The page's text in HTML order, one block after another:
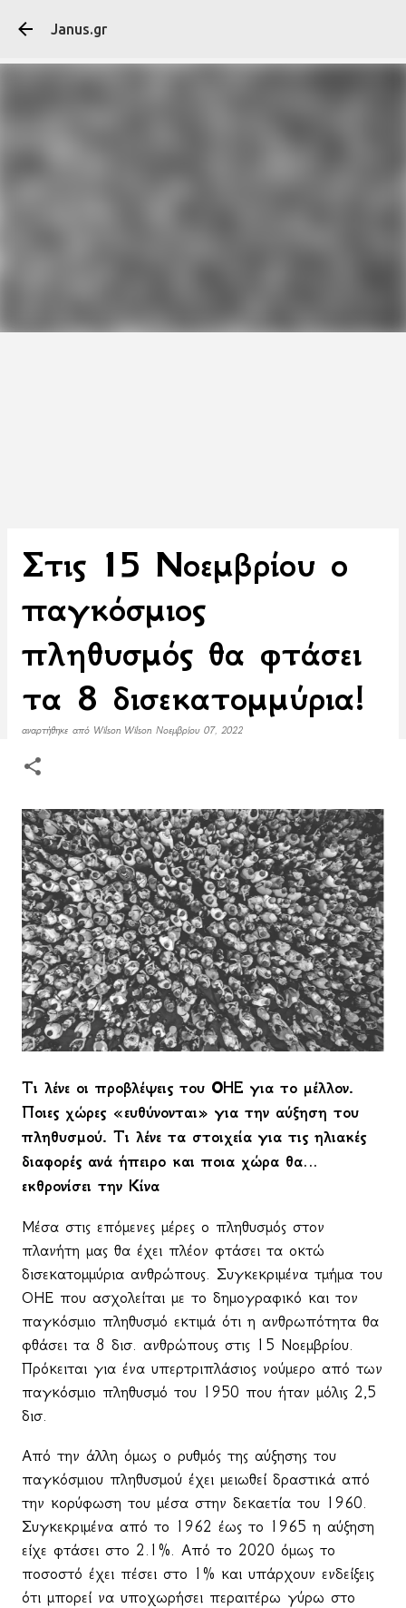
Janus.gr
Στις 15 Νοεμβρίου ο
παγκόσμιος
πληθυσμός θα φτάσει
τα 8 δισεκατομμύρια!
αναρτήθηκε από Wilson Wilson Νοεμβρίου 07, 2022
Τι λένε οι προβλέψεις του ΟΗΕ για το μέλλον.
Ποιες χώρες «ευθύνονται» για την αύξηση του
πληθυσμού. Τι λένε τα στοιχεία για τις ηλιακές
διαφορές ανά ήπειρο και ποια χώρα θα…
εκθρονίσει την Κίνα
Μέσα στις επόμενες μέρες ο πληθυσμός στον
πλανήτη μας θα έχει πλέον φτάσει τα οκτώ
δισεκατομμύρια ανθρώπους. Συγκεκριμένα τμήμα του
ΟΗΕ που ασχολείται με το δημογραφικό και τον
παγκόσμιο πληθυσμό εκτιμά ότι η ανθρωπότητα θα
φθάσει τα 8 δισ. ανθρώπους στις 15 Νοεμβρίου.
Πρόκειται για ένα υπερτριπλάσιος νούμερο από των
παγκόσμιο πληθυσμό του 1950 που ήταν μόλις 2,5
δισ.
Από την άλλη όμως ο ρυθμός της αύξησης του
παγκόσμιου πληθυσμού έχει μειωθεί δραστικά από
την κορύφωση του μέσα στην δεκαετία του 1960.
Συγκεκριμένα από το 1962 έως το 1965 η αύξηση
είχε φτάσει στο 2.1%. Από το 2020 όμως το
ποσοστό έχει πέσει στο 1% και υπάρχουν ενδείξεις
ότι μπορεί να υποχωρήσει περαιτέρω γύρω στο